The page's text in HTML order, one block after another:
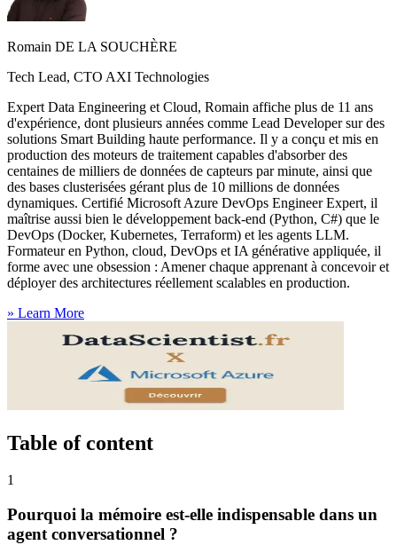
Romain DE LA SOUCHÈRE
Tech Lead, CTO AXI Technologies
Expert Data Engineering et Cloud, Romain affiche plus de 11 ans
d'expérience, dont plusieurs années comme Lead Developer sur des
solutions Smart Building haute performance. Il y a conçu et mis en
production des moteurs de traitement capables d'absorber des
centaines de milliers de données de capteurs par minute, ainsi que
des bases clusterisées gérant plus de 10 millions de données
dynamiques. Certifié Microsoft Azure DevOps Engineer Expert, il
maîtrise aussi bien le développement back-end (Python, C#) que le
DevOps (Docker, Kubernetes, Terraform) et les agents LLM.
Formateur en Python, cloud, DevOps et IA générative appliquée, il
forme avec une obsession : Amener chaque apprenant à concevoir et
déployer des architectures réellement scalables en production.
» Learn More
Table of content
1
Pourquoi la mémoire est-elle indispensable dans un
agent conversationnel ?